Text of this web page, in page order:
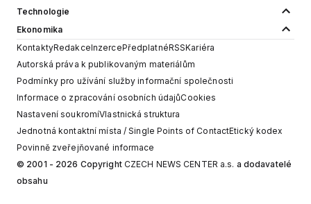
Technologie
Ekonomika
KontaktyRedakceInzercePředplatnéRSSKariéra
Autorská práva k publikovaným materiálům
Podmínky pro užívání služby informační společnosti
Informace o zpracování osobních údajůCookies
Nastavení soukromíVlastnická struktura
Jednotná kontaktní místa / Single Points of ContactEtický kodex
Povinně zveřejňované informace
© 2001 - 2026 Copyright CZECH NEWS CENTER a.s. a dodavatelé
obsahu